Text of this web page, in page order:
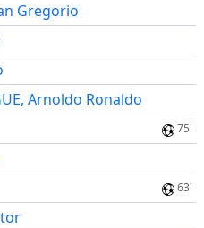
Gregorio
Arnoldo Ronaldo
75'
63'